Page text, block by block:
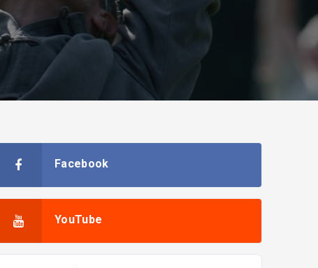
Facebook
YouTube